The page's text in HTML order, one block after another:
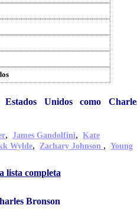
Unidos como
, James Gandolfini, Kate
Wylde, Zachary Johnson , Young
lista completa
Bronson